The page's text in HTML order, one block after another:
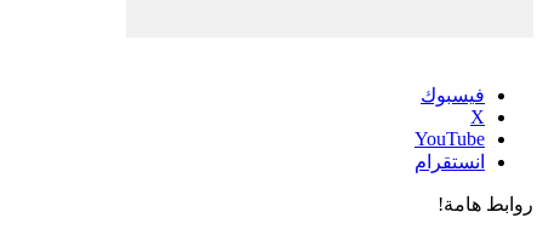
فيسبوك
‫X
‫YouTube
انستقرام
روابط هامة!